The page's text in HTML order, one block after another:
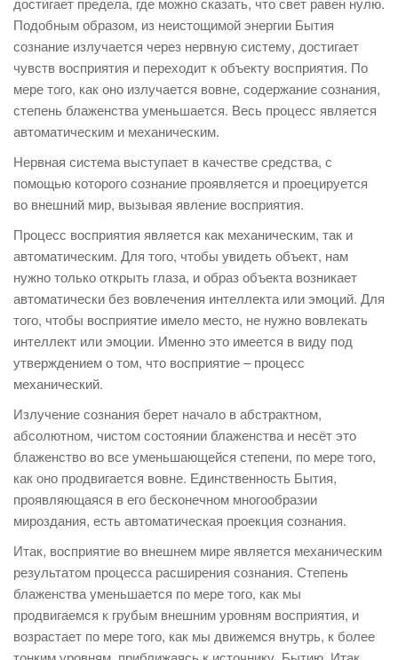
Подобным образом, из неистощимой энергии Бытия
сознание излучается через нервную систему, достигает
чувств восприятия и переходит к объекту восприятия. По
мере того, как оно излучается вовне, содержание сознания,
степень блаженства уменьшается. Весь процесс является
автоматическим и механическим.
Нервная система выступает в качестве средства, с
помощью которого сознание проявляется и проецируется
во внешний мир, вызывая явление восприятия.
Процесс восприятия является как механическим, так и
автоматическим. Для того, чтобы увидеть объект, нам
нужно только открыть глаза, и образ объекта возникает
автоматически без вовлечения интеллекта или эмоций. Для
того, чтобы восприятие имело место, не нужно вовлекать
интеллект или эмоции. Именно это имеется в виду под
утверждением о том, что восприятие – процесс
механический.
Излучение сознания берет начало в абстрактном,
абсолютном, чистом состоянии блаженства и несёт это
блаженство во все уменьшающейся степени, по мере того,
как оно продвигается вовне. Единственность Бытия,
проявляющаяся в его бесконечном многообразии
мироздания, есть автоматическая проекция сознания.
Итак, восприятие во внешнем мире является механическим
результатом процесса расширения сознания. Степень
блаженства уменьшается по мере того, как мы
продвигаемся к грубым внешним уровням восприятия, и
возрастает по мере того, как мы движемся внутрь, к более